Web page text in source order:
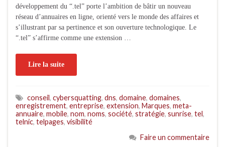
développement du “.tel” porte l’ambition de bâtir un nouveau
réseau d’annuaires en ligne, orienté vers le monde des affaires et
s’illustrant par sa pertinence et son ouverture technologique. Le
“.tel” s’affirme comme une extension …
Lire la suite
conseil, cybersquatting, dns, domaine, domaines,
enregistrement, entreprise, extension, Marques, meta-
annuaire, mobile, nom, noms, société, stratégie, sunrise, tel,
telnic, telpages, visibilité
Faire un commentaire